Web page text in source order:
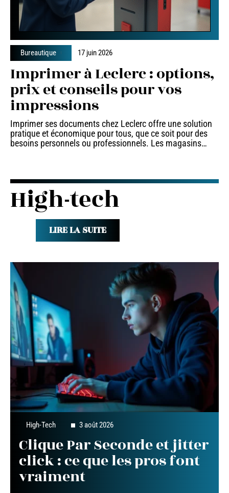
Bureautique 17 juin 2026
Imprimer à Leclerc : options,
prix et conseils pour vos
impressions
Imprimer ses documents chez Leclerc offre une solution
pratique et économique pour tous, que ce soit pour des
besoins personnels ou professionnels. Les magasins…
High-tech
LIRE LA SUITE
High-Tech 3 août 2026
Clique Par Seconde et jitter
click : ce que les pros font
vraiment